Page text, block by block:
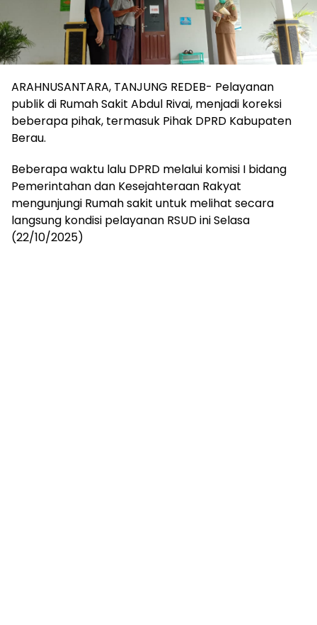
ARAHNUSANTARA, TANJUNG REDEB- Pelayanan
publik di Rumah Sakit Abdul Rivai, menjadi koreksi
beberapa pihak, termasuk Pihak DPRD Kabupaten
Berau.
Beberapa waktu lalu DPRD melalui komisi I bidang
Pemerintahan dan Kesejahteraan Rakyat
mengunjungi Rumah sakit untuk melihat secara
langsung kondisi pelayanan RSUD ini Selasa
(22/10/2025)